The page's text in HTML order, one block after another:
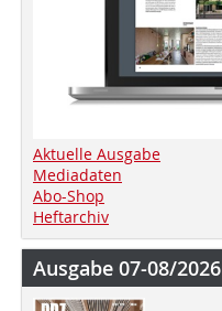
Aktuelle Ausgabe
Mediadaten
Abo-Shop
Heftarchiv
Ausgabe 07-08/2026